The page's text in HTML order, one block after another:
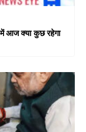
क्या कुछ रहेगा